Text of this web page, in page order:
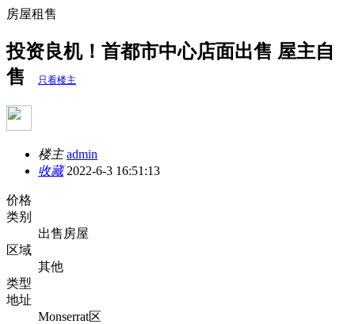
房屋租售
投资良机！首都市中心店面出售 屋主自
售
只看楼主
楼主 admin
收藏2022-6-3 16:51:13
价格
类别
出售房屋
区域
其他
类型
地址
Monserrat区